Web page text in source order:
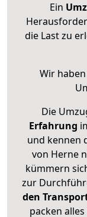
Ein
die Last zu
Wir
Die
Erfahrung
und kennen
von Herne
kümmern
zur
den
packen